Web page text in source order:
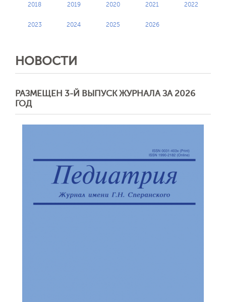
2018 2019 2020 2021 2022
2023 2024 2025 2026
НОВОСТИ
РАЗМЕЩЕН 3-Й ВЫПУСК ЖУРНАЛА ЗА 2026
ГОД